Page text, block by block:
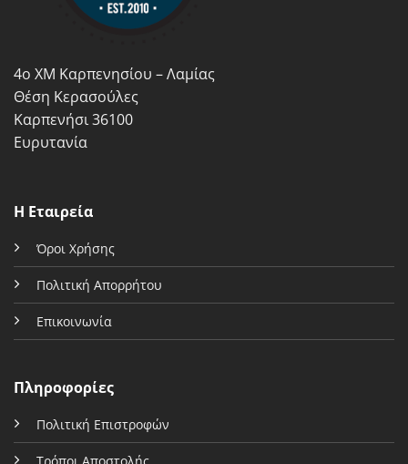
4ο ΧΜ Καρπενησίου – Λαμίας
Θέση Κερασούλες
Καρπενήσι 36100
Ευρυτανία
Η Εταιρεία
Όροι Χρήσης
Πολιτική Απορρήτου
Επικοινωνία
Πληροφορίες
Πολιτική Επιστροφών